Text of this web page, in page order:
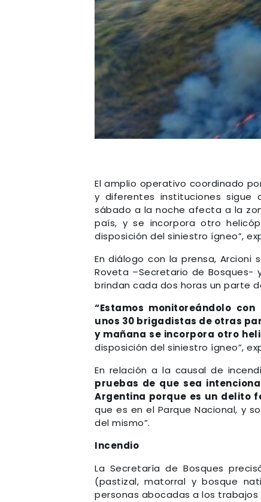
El amplio operativo coordinado
y diferentes instituciones
sábado a la noche afecta a la
país, y se incorpora otro
disposición del siniestro ígneo”,
En diálogo con la prensa,
Roveta –Secretario de Bosques-
brindan cada dos horas un parte
“Estamos monitoreándolo
unos 30 brigadistas de otras
y mañana se incorpora otro
disposición del siniestro ígneo”,
En relación a la causal de
pruebas de que sea
Argentina porque es un delito
que es en el Parque Nacional, y
del mismo”.
Incendio
La Secretaría de Bosques
(pastizal, matorral y bosque
personas abocadas a los trabajos